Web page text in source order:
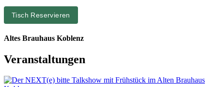
Tisch Reservieren
Altes Brauhaus Koblenz
Veranstaltungen